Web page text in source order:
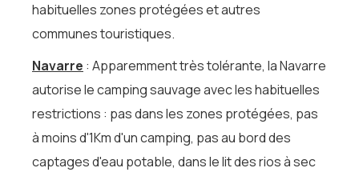
habituelles zones protégées et autres
communes touristiques.
Navarre : Apparemment très tolérante, la Navarre
autorise le camping sauvage avec les habituelles
restrictions : pas dans les zones protégées, pas
à moins d'1Km d'un camping, pas au bord des
captages d'eau potable, dans le lit des rios à sec